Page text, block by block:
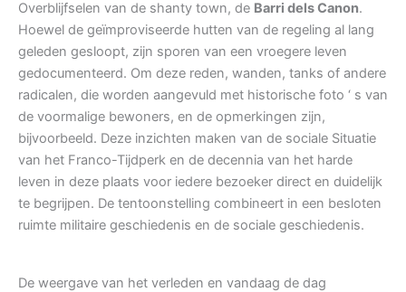
Overblijfselen van de shanty town, de Barri dels Canon.
Hoewel de geïmproviseerde hutten van de regeling al lang
geleden gesloopt, zijn sporen van een vroegere leven
gedocumenteerd. Om deze reden, wanden, tanks of andere
radicalen, die worden aangevuld met historische foto ‘ s van
de voormalige bewoners, en de opmerkingen zijn,
bijvoorbeeld. Deze inzichten maken van de sociale Situatie
van het Franco-Tijdperk en de decennia van het harde
leven in deze plaats voor iedere bezoeker direct en duidelijk
te begrijpen. De tentoonstelling combineert in een besloten
ruimte militaire geschiedenis en de sociale geschiedenis.
De weergave van het verleden en vandaag de dag